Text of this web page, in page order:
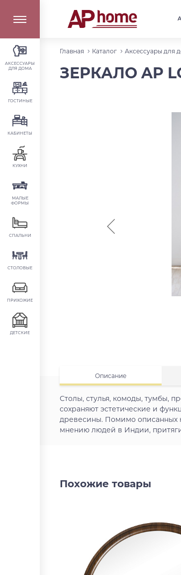
АКСЕССУАРЫ
ДЛЯ ДОМА
ГОСТИНЫЕ
КАБИНЕТЫ
КУХНИ
МАЛЫЕ
ФОРМЫ
СПАЛЬНИ
СТОЛОВЫЕ
ПРИХОЖИЕ
ДЕТСКИЕ
Главная Каталог Аксессуары для
ЗЕРКАЛО AP
Описание
Столы, стулья, комоды, тумбы,
сохраняют эстетические и
древесины. Помимо описанных
мнению людей в Индии,
Похожие товары